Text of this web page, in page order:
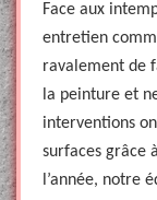
Face aux
entretien
ravalement de
la peinture et
interventions
surfaces grâce
l’année, notre